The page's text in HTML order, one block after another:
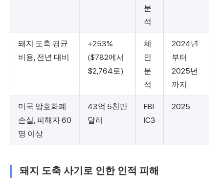
분
석
돼지 도축 평균
비용, 전년 대비
+253%
($782에서
$2,764로)
체
인
분
석
2024년
부터
2025년
까지
미국 암호화폐
손실, 피해자 60
명 이상
43억 5천만
달러
FBI
IC3
2025
돼지 도축 사기로 인한 인적 피해